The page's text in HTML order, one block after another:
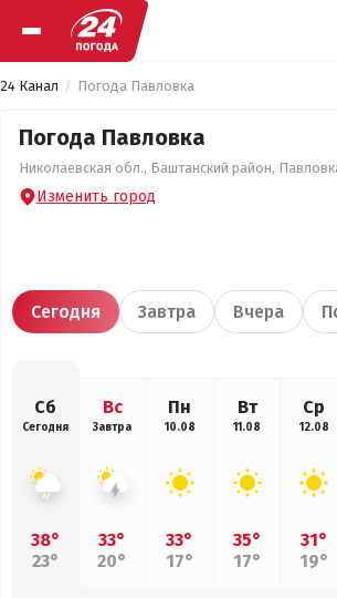
24 Канал Погода Павловка
Погода Павловка
Николаевская обл., Баштанский район,
Изменить город
Сегодня Завтра Вчера
Сб
Сегодня
38°
23°
Вс
Завтра
33°
20°
Пн
10.08
33°
17°
Вт
11.08
35°
17°
Ср
12.08
31°
19°